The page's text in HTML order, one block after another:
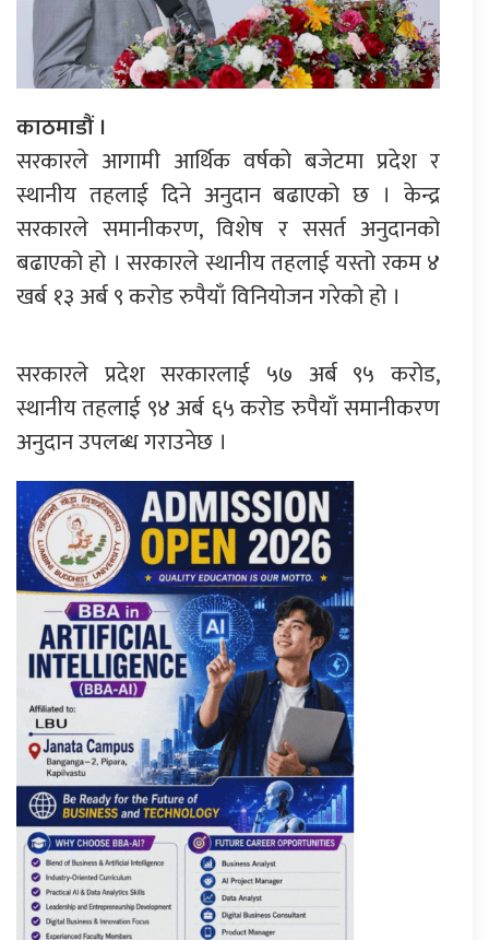
काठमाडौं ।
सरकारले आगामी आर्थिक वर्षको बजेटमा प्रदेश र
स्थानीय तहलाई दिने अनुदान बढाएको छ । केन्द्र
सरकारले समानीकरण, विशेष र ससर्त अनुदानको
बढाएको हो । सरकारले स्थानीय तहलाई यस्तो रकम ४
खर्ब १३ अर्ब ९ करोड रुपैयाँ विनियोजन गरेको हो ।
सरकारले प्रदेश सरकारलाई ५७ अर्ब ९५ करोड,
स्थानीय तहलाई ९४ अर्ब ६५ करोड रुपैयाँ समानीकरण
अनुदान उपलब्ध गराउनेछ ।